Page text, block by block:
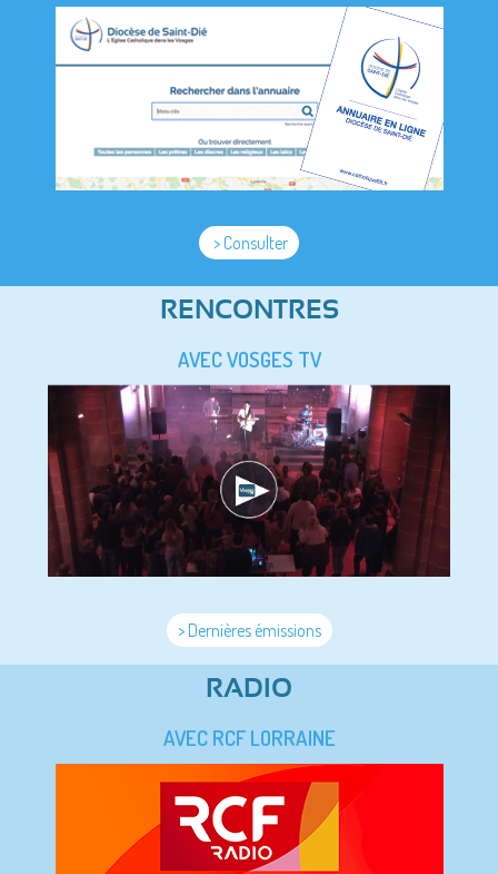
> Consulter
RENCONTRES
AVEC VOSGES TV
> Dernières émissions
RADIO
AVEC RCF LORRAINE